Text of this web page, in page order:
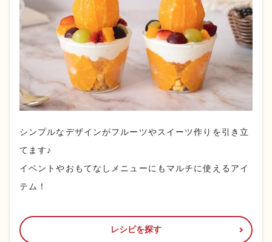
シンプルなデザインがフルーツやスイーツ作りを引き立
てます♪
イベントやおもてなしメニューにもマルチに使えるアイ
テム！
レシピを探す